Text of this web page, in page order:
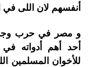
أنفسهم لان اللى
و مصر في حرب
أحد أهم أدواته
للأخوان المسلمين